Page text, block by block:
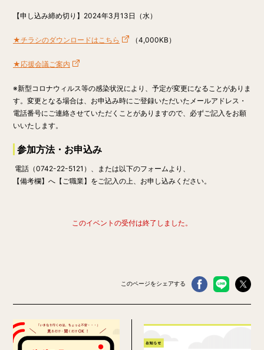
【申し込み締め切り】2024年3月13日（水）
★チラシのダウンロードはこちら （4,000KB）
★応援会議ご案内
※新型コロナウィルス等の感染状況により、予定が変更になることがありま
す。変更となる場合は、お申込み時にご登録いただいたメールアドレス・
電話番号にご連絡させていただくことがありますので、必ずご記入をお願
いいたします。
参加方法・お申込み
電話（0742-22-5121） 、または以下のフォーム より、
【備考欄】へ【ご職業】をご記入の上 、お申し込みください。
このイベントの受付は終了しました。
このページをシェアする